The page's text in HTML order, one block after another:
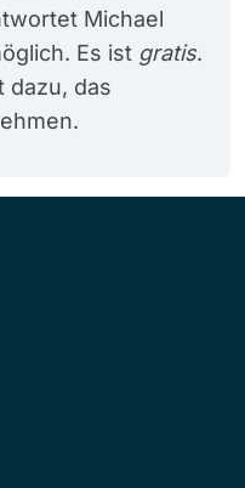
Michael
Es ist gratis.
dazu, das